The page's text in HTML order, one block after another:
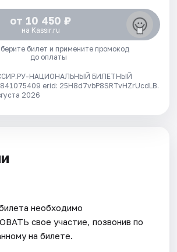
от 10 450 ₽
на Kassir.ru
билет и примените промокод
до оплаты
НАЦИОНАЛЬНЫЙ БИЛЕТНЫЙ
erid: 25H8d7vbP8SRTvHZrUcdLB.
2026
необходимо
свое участие, позвонив по
на билете.